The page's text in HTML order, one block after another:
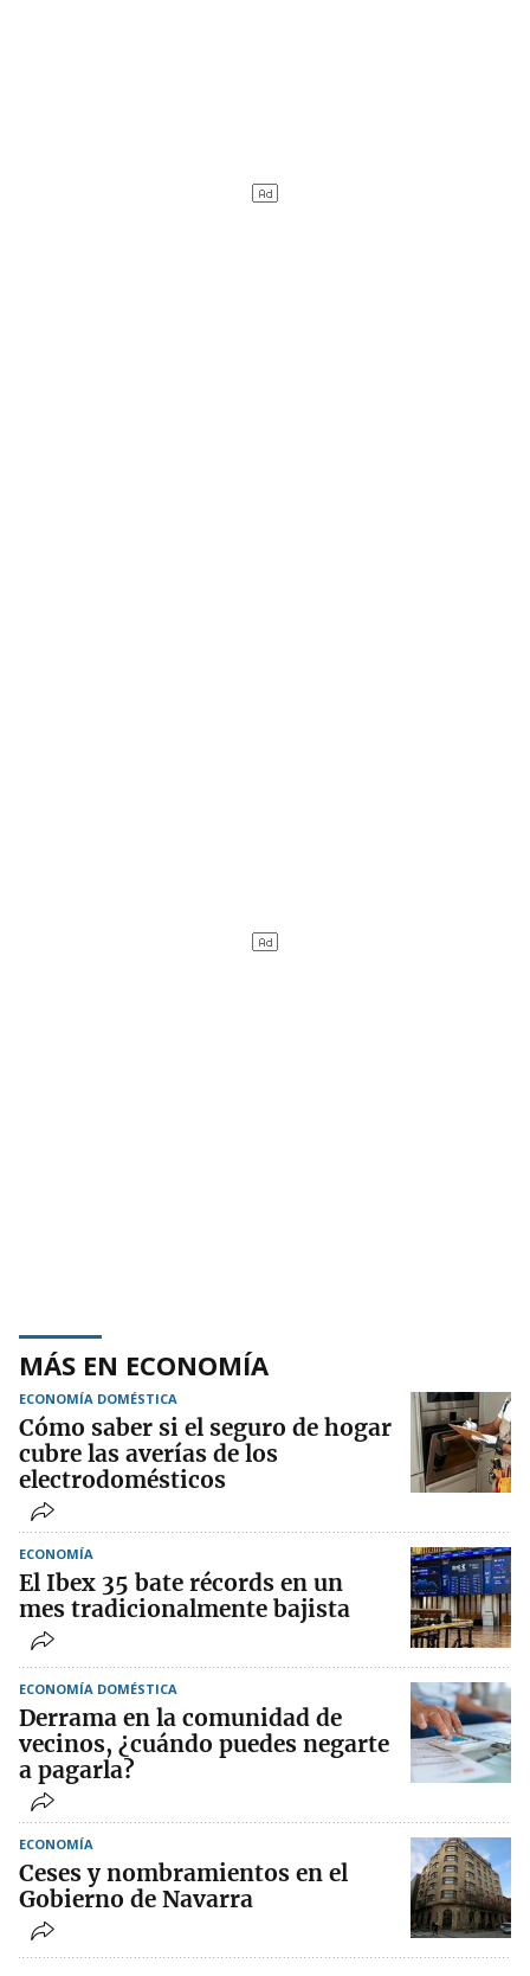
MÁS EN ECONOMÍA
ECONOMÍA DOMÉSTICA
Cómo saber si el seguro de hogar
cubre las averías de los
electrodomésticos
ECONOMÍA
El Ibex 35 bate récords en un
mes tradicionalmente bajista
ECONOMÍA DOMÉSTICA
Derrama en la comunidad de
vecinos, ¿cuándo puedes negarte
a pagarla?
ECONOMÍA
Ceses y nombramientos en el
Gobierno de Navarra